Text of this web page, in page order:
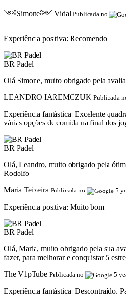
༺Simone༻ Vidal Publicada no
Experiência positiva: Recomendo.
BR Padel
Olá Simone, muito obrigado pela
LEANDRO IAREMCZUK Publicada
Experiência fantástica: Excelente
várias opções de comida na final dos
BR Padel
Olá, Leandro, muito obrigado pela
Rodolfo
Maria Teixeira Publicada no 5
Experiência positiva: Muito bom
BR Padel
Olá, Maria, muito obrigado pela sua
fazer, para melhorar e conquistar 5
The V1pTube Publicada no 5
Experiência fantástica: Descontraído.